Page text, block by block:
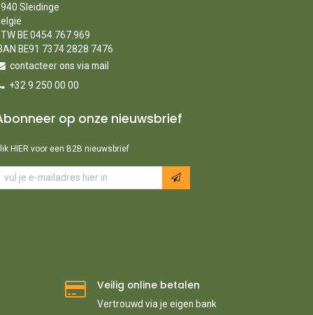
Sleidinge
BE 0454.767.969
BE91 7374 2828 7476
contacteer ons via mail
+32 9 250 00 00
op onze nieuwsbrief
HIER voor een B2B nieuwsbrief
Veilig online betalen
Vertrouwd via je eigen bank